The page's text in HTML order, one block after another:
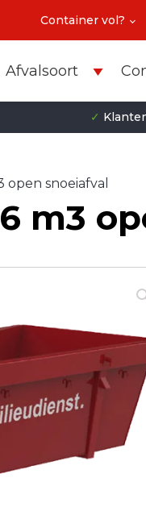
Container vol?
Afvalsoort
✓
snoeiafval
m3